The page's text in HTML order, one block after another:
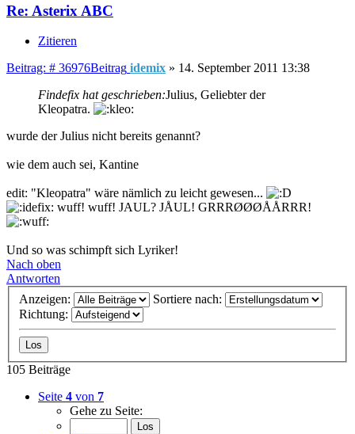
Re: Asterix ABC
Zitieren
Beitrag: # 36976Beitrag idemix » 14. September 2011 13:38
Findefix hat geschrieben:Julius, Geliebter der
Kleopatra.
wurde der Julius nicht bereits genannt?
wie dem auch sei, Kantine
edit: "Kleopatra" wäre nämlich zu leicht gewesen...
wuff! wuff! JAUL? JÅUL! GRRRØØØÅÅRRR!
Und so was schimpft sich Lyriker!
Nach oben
Antworten
Anzeigen:
Sortiere nach:
Richtung:
105 Beiträge
Seite 4 von 7
Gehe zu Seite: